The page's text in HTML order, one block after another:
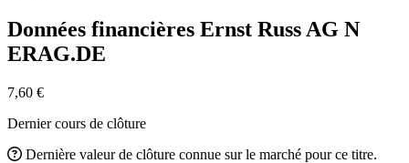
Données financières Ernst Russ AG N
ERAG.DE
7,60 €
Dernier cours de clôture
Dernière valeur de clôture connue sur le marché pour ce titre.